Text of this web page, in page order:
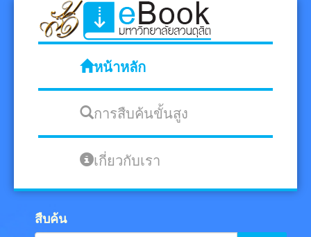
หน้าหลัก
การสืบค้นขั้นสูง
เกี่ยวกับเรา
สืบค้น